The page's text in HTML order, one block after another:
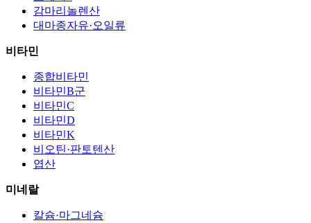
감마리놀렌산
대마종자유·오일류
비타민
종합비타민
비타민B군
비타민C
비타민D
비타민K
비오틴·판토텐산
엽산
미네랄
칼슘·마그네슘